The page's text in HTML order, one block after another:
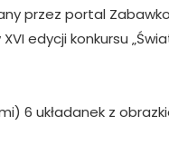
przez portal
edycji konkursu
6 układanek z